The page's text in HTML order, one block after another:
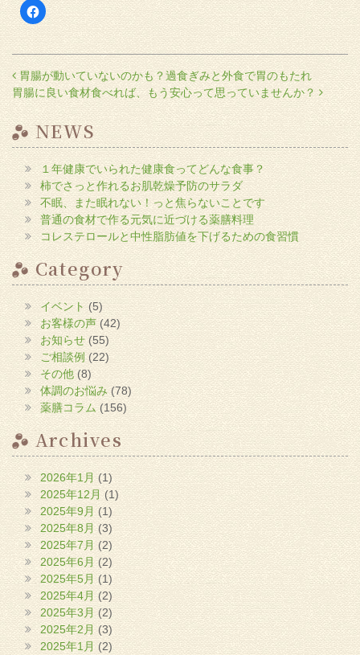
Facebook
で
共
有
す
る
に
は
ク
リ
ッ
ク
し
て
く
だ
さ
い
(新
し
い
ウ
ィ
ン
ド
ウ
で
開
き
ま
す)
投稿ナビゲーション
胃腸が動いていないのかも？過食ぎみと外食で胃のもたれ
胃腸に良い食材食べれば、もう安心って思っていませんか？
NEWS
１年健康でいられた健康食ってどんな食事？
柿でさっと作れるお肌乾燥予防のサラダ
不眠、また眠れない！っと焦らないことです
普通の食材で作る元気に近づける薬膳料理
コレステロールと中性脂肪値を下げるための食習慣
Category
イベント(5)
お客様の声 (42)
お知らせ (55)
ご相談例(22)
その他 (8)
体調のお悩み(78)
薬膳コラム(156)
Archives
2026年1月 (1)
2025年12月 (1)
2025年9月 (1)
2025年8月(3)
2025年7月 (2)
2025年6月 (2)
2025年5月 (1)
2025年4月 (2)
2025年3月 (2)
2025年2月 (3)
2025年1月 (2)